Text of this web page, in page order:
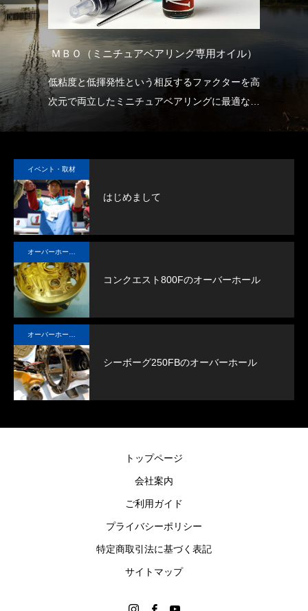
ロ
ＭＢＯ（ミニチュアベアリング専用オイル）
低粘度と低揮発性という相反するファクターを高
次元で両立したミニチュアベアリングに最適なオ
ている）
すぐに揮発しない（＝長く潤滑し続ける）
この本来相反する特性を、高い次元で両立してい
るのがMBOです。
オイル先進国アメリカにおける、トップグレード
のオイルで、航空機にも使用されるMIL規格合格
品です。
大まかな目安として、本品で中型リールを５～６
回程度メンテナンスすることができます。
の
イベント・取材
はじめまして
コンクエスト800Fのオーバーホール
シーボーグ250FBのオーバーホール
トップページ
会社案内
ご利用ガイド
プライバシーポリシー
特定商取引法に基づく表記
サイトマップ